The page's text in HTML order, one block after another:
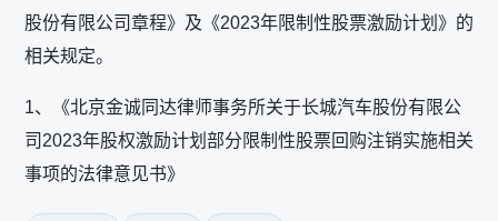
股份有限公司章程》及《2023年限制性股票激励计划》的
相关规定。
1、《北京金诚同达律师事务所关于长城汽车股份有限公
司2023年股权激励计划部分限制性股票回购注销实施相关
事项的法律意见书》